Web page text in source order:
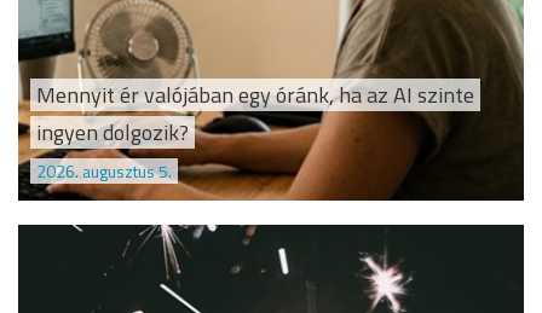
Mennyit ér valójában egy óránk, ha az AI szinte
ingyen dolgozik?
2026. augusztus 5.